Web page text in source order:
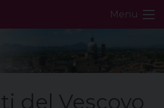
Menu